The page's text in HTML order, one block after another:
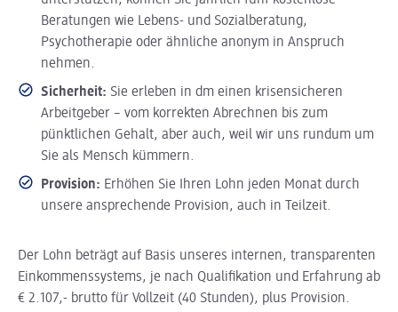
Beratungen wie Lebens- und Sozialberatung,
Psychotherapie oder ähnliche anonym in Anspruch
nehmen.
Sicherheit: Sie erleben in dm einen krisensicheren
Arbeitgeber – vom korrekten Abrechnen bis zum
pünktlichen Gehalt, aber auch, weil wir uns rundum um
Sie als Mensch kümmern.
Provision: Erhöhen Sie Ihren Lohn jeden Monat durch
unsere ansprechende Provision, auch in Teilzeit.
Der Lohn beträgt auf Basis unseres internen, transparenten
Einkommenssystems, je nach Qualifikation und Erfahrung ab
€ 2.107,- brutto für Vollzeit (40 Stunden), plus Provision.